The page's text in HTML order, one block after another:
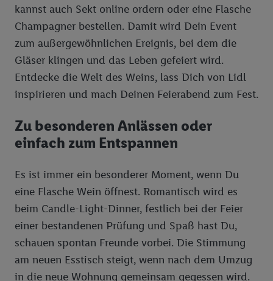
Arancini
Drei typische Aromen
Chillable Reds
Weinwissen
Korken oder Schrauben?
kannst auch Sekt online ordern oder eine Flasche
Champagner bestellen. Damit wird Dein Event
zum außergewöhnlichen Ereignis, bei dem die
Gläser klingen und das Leben gefeiert wird.
Entdecke die Welt des Weins, lass Dich von Lidl
inspirieren und mach Deinen Feierabend zum Fest.
Zu besonderen Anlässen oder
einfach zum Entspannen
Es ist immer ein besonderer Moment, wenn Du
eine Flasche Wein öffnest. Romantisch wird es
beim Candle-Light-Dinner, festlich bei der Feier
einer bestandenen Prüfung und Spaß hast Du,
schauen spontan Freunde vorbei. Die Stimmung
am neuen Esstisch steigt, wenn nach dem Umzug
in die neue Wohnung gemeinsam gegessen wird.